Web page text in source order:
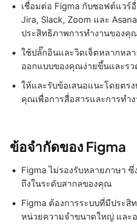
เชื่อมต่อ Figma กับซอฟต์แวร์
Jira, Slack, Zoom และ
ประสิทธิภาพการทำงานของคุ
ใช้ปลั๊กอินและวิดเจ็ตหลากหล
ออกแบบของคุณง่ายขึ้นและรว
ให้และรับข้อเสนอแนะโดยตรง
คุณเพื่อการสื่อสารและการทำ
ข้อจำกัดของ Figma
Figma ไม่รองรับหลายภาษา ซึ่
ถึงในระดับสากลของคุณ
Figma ต้องการระบบที่มีประสิ
หน่วยความจำขนาดใหญ่ และ